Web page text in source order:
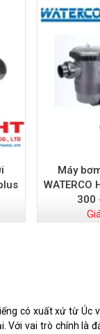
Máy
300
có xuất xứ từ Úc
Với vai trò chính là